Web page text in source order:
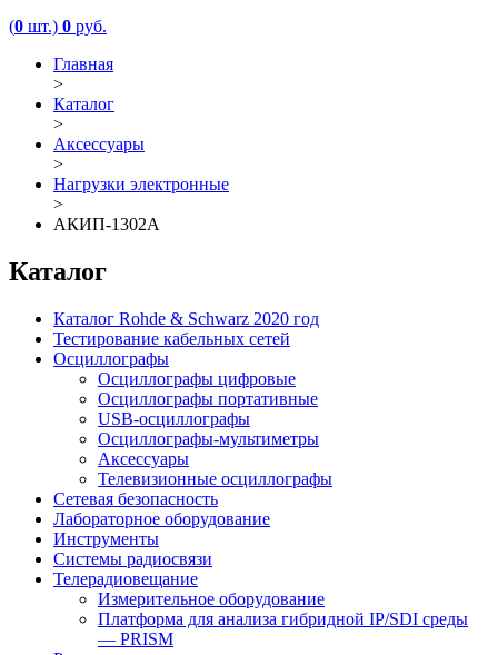
(0 шт.) 0 руб.
Главная
>
Каталог
>
Аксессуары
>
Нагрузки электронные
>
АКИП-1302А
Каталог
Каталог Rohde & Schwarz 2020 год
Тестирование кабельных сетей
Осциллографы
Осциллографы цифровые
Осциллографы портативные
USB-осциллографы
Осциллографы-мультиметры
Аксессуары
Телевизионные осциллографы
Сетевая безопасность
Лабораторное оборудование
Инструменты
Системы радиосвязи
Телерадиовещание
Измерительное оборудование
Платформа для анализа гибридной IP/SDI среды
— PRISM